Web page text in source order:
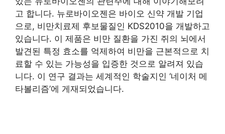
고 합니다. 뉴로바이오젠은 바이오 신약 개발 기업
으로, 비만치료제 후보물질인 KDS2010을 개발하고
있습니다. 이 제품은 비만 질환을 가진 쥐의 뇌에서
발견된 특정 효소를 억제하여 비만을 근본적으로 치
료할 수 있는 가능성을 입증한 것으로 알려져 있습
니다. 이 연구 결과는 세계적인 학술지인 ‘네이처 메
타볼리즘’에 게재되었습니다.